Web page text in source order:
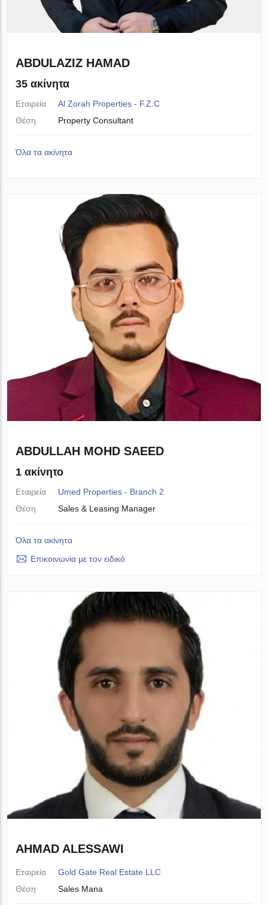
ABDULAZIZ HAMAD
35 ακίνητα
Εταιρεία
Al Zorah Properties - F.Z.C
Θέση
Property Consultant
Όλα τα ακίνητα
ABDULLAH MOHD SAEED
1 ακίνητο
Εταιρεία
Umed Properties - Branch 2
Θέση
Sales & Leasing Manager
Όλα τα ακίνητα
Επικοινωνία με τον ειδικό
AHMAD ALESSAWI
Εταιρεία
Gold Gate Real Estate LLC
Θέση
Sales Mana